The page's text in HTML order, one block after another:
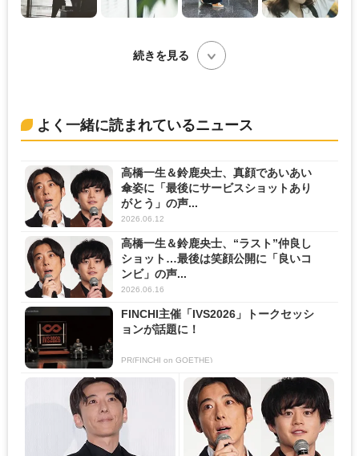
続きを見る
よく一緒に読まれているニュース
高橋一生＆鈴鹿央士、真顔であいあい
傘姿に「最後にサービスショットあり
がとう」の声...
2026.06.12
高橋一生＆鈴鹿央士、“ラスト”仲良し
ショット…最後は笑顔公開に「良いコ
ンビ」の声...
2026.06.16
FINCHI主催「IVS2026」トークセッシ
ョンが話題に！
PR(FINCHI on GOETHE)